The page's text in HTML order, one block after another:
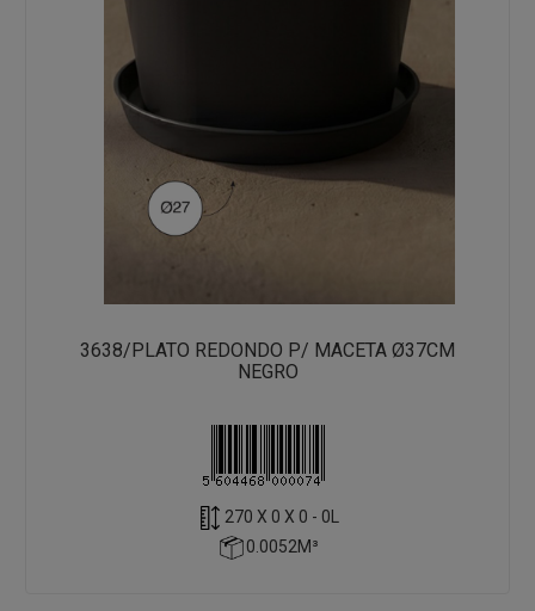
3638/PLATO REDONDO P/ MACETA Ø37CM
NEGRO
270 X 0 X 0 - 0L
0.0052M³